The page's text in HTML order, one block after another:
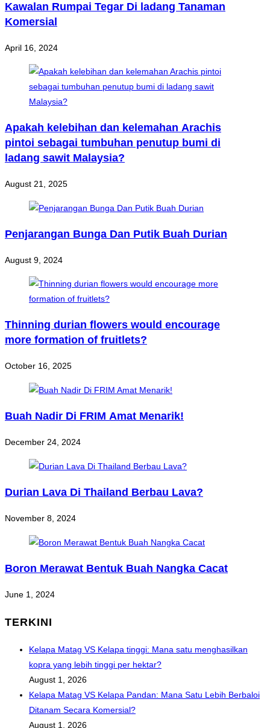
Kawalan Rumpai Tegar Di ladang Tanaman
Komersial
April 16, 2024
Apakah kelebihan dan kelemahan Arachis
pintoi sebagai tumbuhan penutup bumi di
ladang sawit Malaysia?
August 21, 2025
Penjarangan Bunga Dan Putik Buah Durian
August 9, 2024
Thinning durian flowers would encourage
more formation of fruitlets?
October 16, 2025
Buah Nadir Di FRIM Amat Menarik!
December 24, 2024
Durian Lava Di Thailand Berbau Lava?
November 8, 2024
Boron Merawat Bentuk Buah Nangka Cacat
June 1, 2024
TERKINI
Kelapa Matag VS Kelapa tinggi: Mana satu menghasilkan
kopra yang lebih tinggi per hektar?
August 1, 2026
Kelapa Matag VS Kelapa Pandan: Mana Satu Lebih Berbaloi
Ditanam Secara Komersial?
August 1, 2026